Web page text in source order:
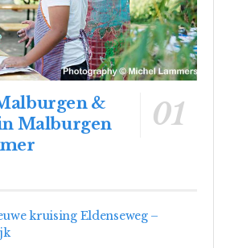
&
Malburgen
kruising Eldenseweg –